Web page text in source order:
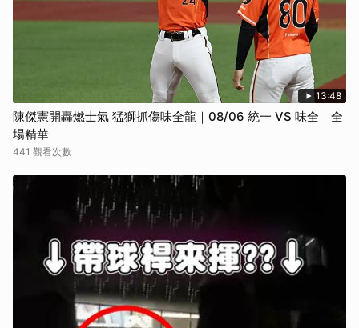
13:48
陳傑憲開轟燃士氣 猛獅抓傷味全龍｜08/06 統一 VS 味全｜全
場精華
441 觀看次數